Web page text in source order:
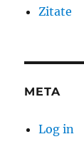
Zitate
META
Log in